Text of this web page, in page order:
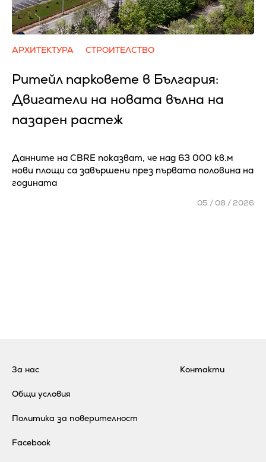
АРХИТЕКТУРА СТРОИТЕЛСТВО
Ритейл парковете в България:
Двигатели на новата вълна на
пазарен растеж
Данните на CBRE показват, че над 63 000 кв.м
нови площи са завършени през първата половина на
годината
05 / 08 / 2026
За нас
Общи условия
Политика за поверителност
Контакти
Facebook